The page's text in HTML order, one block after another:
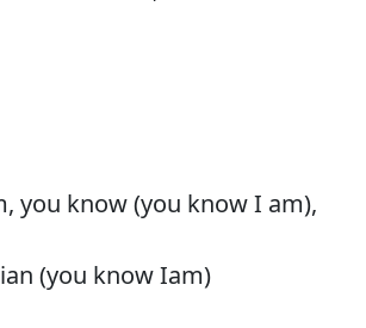
you know (you know I am),
(you know Iam)